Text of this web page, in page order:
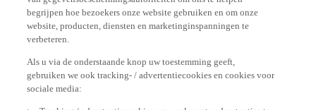
begrijpen hoe bezoekers onze website gebruiken en om onze
website, producten, diensten en marketinginspanningen te
verbeteren.
gebruiken we ook tracking- / advertentiecookies en cookies voor
sociale media: